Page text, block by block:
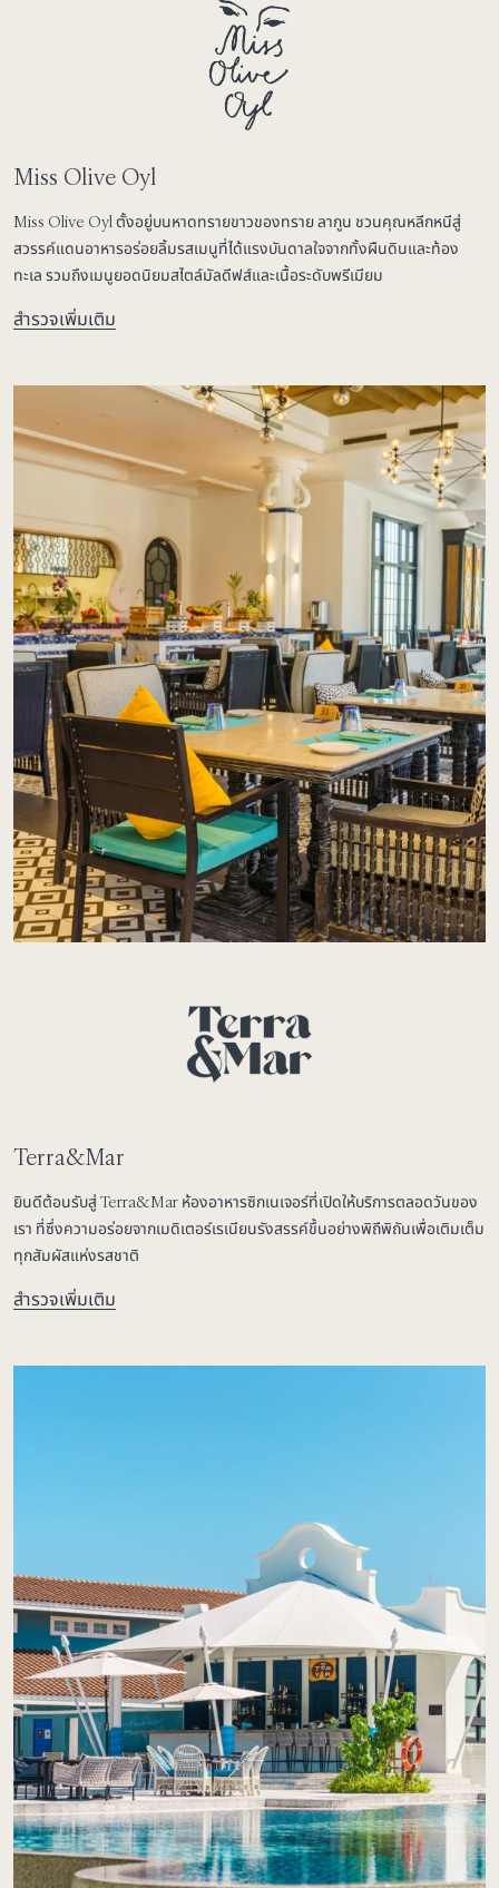
Miss Olive Oyl
Miss Olive Oyl ตั้งอยู่บนหาดทรายขาวของทราย ลากูน ชวนคุณหลีกหนีสู่
สวรรค์แดนอาหารอร่อยลิ้มรสเมนูที่ได้แรงบันดาลใจจากทั้งผืนดินและท้อง
ทะเล รวมถึงเมนูยอดนิยมสไตล์มัลดีฟส์และเนื้อระดับพรีเมียม
สำรวจเพิ่มเติม
Terra&Mar
ยินดีต้อนรับสู่ Terra&Mar ห้องอาหารซิกเนเจอร์ที่เปิดให้บริการตลอดวันของ
เรา ที่ซึ่งความอร่อยจากเมดิเตอร์เรเนียนรังสรรค์ขึ้นอย่างพิถีพิถันเพื่อเติมเต็ม
ทุกสัมผัสแห่งรสชาติ
สำรวจเพิ่มเติม